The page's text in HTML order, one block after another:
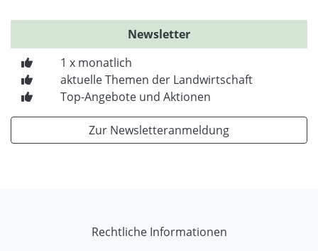
Newsletter
1 x monatlich
aktuelle Themen der Landwirtschaft
Top-Angebote und Aktionen
Zur Newsletteranmeldung
Rechtliche Informationen